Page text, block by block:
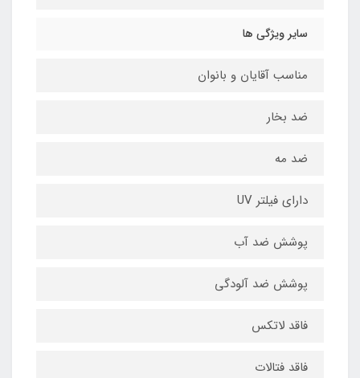
سایر ویژگی ها
مناسب آقایان و بانوان
ضد بخار
ضد مه
دارای فیلتر UV
پوشش ضد آب
پوشش ضد آلودگی
فاقد لاتکس
فاقد فتالات